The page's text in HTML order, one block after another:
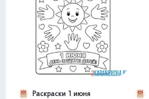
Раскраски 1 июня